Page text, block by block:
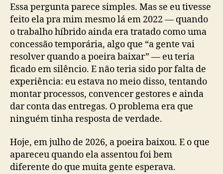
Essa pergunta parece simples. Mas se eu tivesse
feito ela pra mim mesmo lá em 2022 — quando
o trabalho híbrido ainda era tratado como uma
concessão temporária, algo que “a gente vai
resolver quando a poeira baixar” — eu teria
ficado em silêncio. E não teria sido por falta de
experiência: eu estava no meio disso, tentando
montar processos, convencer gestores e ainda
dar conta das entregas. O problema era que
ninguém tinha resposta de verdade.
Hoje, em julho de 2026, a poeira baixou. E o que
apareceu quando ela assentou foi bem
diferente do que muita gente esperava.